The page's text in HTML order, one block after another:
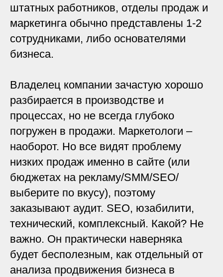
штатных работников, отделы продаж и
маркетинга обычно представлены 1-2
сотрудниками, либо основателями
бизнеса.
Владелец компании зачастую хорошо
разбирается в производстве и
процессах, но не всегда глубоко
погружен в продажи. Маркетологи –
наоборот. Но все видят проблему
низких продаж именно в сайте (или
бюджетах на рекламу/SMM/SEO/
выберите по вкусу), поэтому
заказывают аудит. SEO, юзабилити,
технический, комплексный. Какой? Не
важно. Он практически наверняка
будет бесполезным, как отдельный от
анализа продвижения бизнеса в